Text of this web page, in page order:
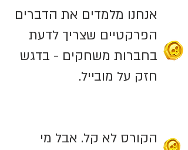
אנחנו מלמדים את הדברים
הפרקטיים שצריך לדעת
בחברות משחקים - בדגש
חזק על מובייל.
הקורס לא קל. אבל מי